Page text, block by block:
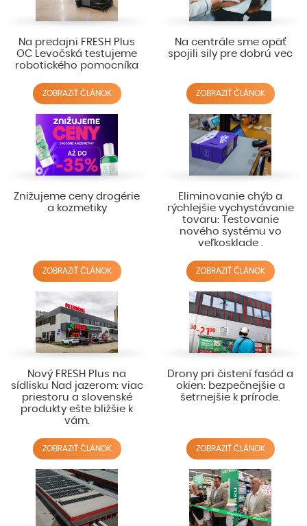
Na predajni FRESH Plus
OC Levočská testujeme
robotického pomocníka
ZOBRAZIŤ ČLÁNOK
Na centrále sme opäť
spojili sily pre dobrú vec
ZOBRAZIŤ ČLÁNOK
Znižujeme ceny drogérie
a kozmetiky
ZOBRAZIŤ ČLÁNOK
Eliminovanie chýb a
rýchlejšie vychystávanie
tovaru: Testovanie
nového systému vo
veľkosklade .
ZOBRAZIŤ ČLÁNOK
Nový FRESH Plus na
sídlisku Nad jazerom: viac
priestoru a slovenské
produkty ešte bližšie k
vám.
ZOBRAZIŤ ČLÁNOK
Drony pri čistení fasád a
okien: bezpečnejšie a
šetrnejšie k prírode.
ZOBRAZIŤ ČLÁNOK